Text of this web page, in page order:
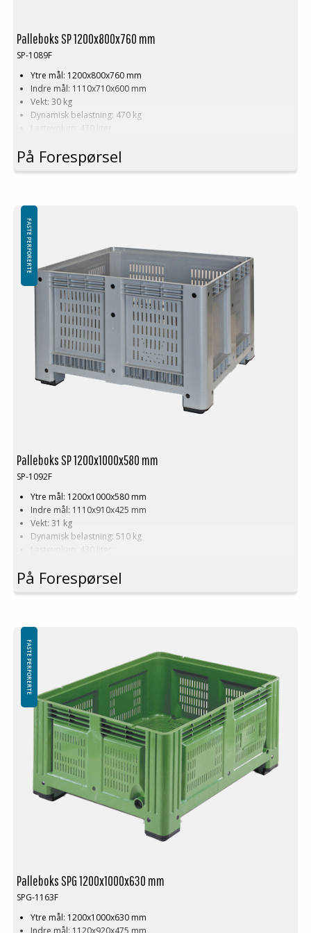
Palleboks SP 1200x800x760 mm
SP-1089F
Ytre mål: 1200x800x760 mm
Indre mål: 1110x710x600 mm
Vekt: 30 kg
Dynamisk belastning: 470 kg
Lastevolum: 470 liter
Standardfarge: Grå
Logistikk: 3 stk/pallplasser (120x80x240 cm)
På Forespørsel
Palleboks SP 1200x1000x580 mm
SP-1092F
Ytre mål: 1200x1000x580 mm
Indre mål: 1110x910x425 mm
Vekt: 31 kg
Dynamisk belastning: 510 kg
Lastevolum: 430 liter
Standardfarge: Grå
Logistikk: 4 stk/pallplasser (120x100x240 cm)
FASTE PERFORERTE
På Forespørsel
Palleboks SPG 1200x1000x630 mm
SPG-1163F
Ytre mål: 1200x1000x630 mm
Indre mål: 1120x920x475 mm
FASTE PERFORERTE